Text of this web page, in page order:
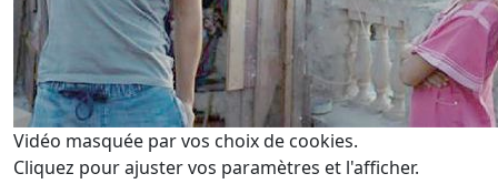
Vidéo masquée par vos choix de cookies.
Cliquez pour ajuster vos paramètres et l'afficher.